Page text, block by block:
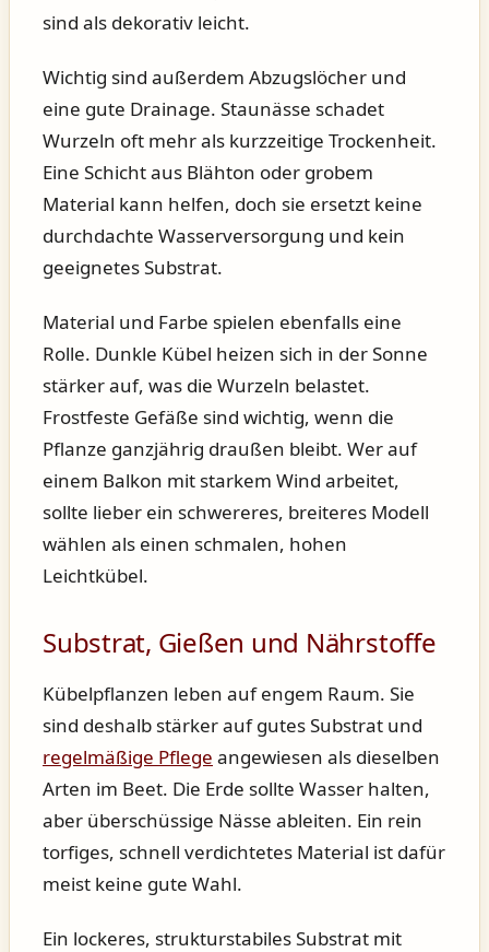
sind als dekorativ leicht.
Wichtig sind außerdem Abzugslöcher und
eine gute Drainage. Staunässe schadet
Wurzeln oft mehr als kurzzeitige Trockenheit.
Eine Schicht aus Blähton oder grobem
Material kann helfen, doch sie ersetzt keine
durchdachte Wasserversorgung und kein
geeignetes Substrat.
Material und Farbe spielen ebenfalls eine
Rolle. Dunkle Kübel heizen sich in der Sonne
stärker auf, was die Wurzeln belastet.
Frostfeste Gefäße sind wichtig, wenn die
Pflanze ganzjährig draußen bleibt. Wer auf
einem Balkon mit starkem Wind arbeitet,
sollte lieber ein schwereres, breiteres Modell
wählen als einen schmalen, hohen
Leichtkübel.
Substrat, Gießen und Nährstoffe
Kübelpflanzen leben auf engem Raum. Sie
sind deshalb stärker auf gutes Substrat und
regelmäßige Pflege angewiesen als dieselben
Arten im Beet. Die Erde sollte Wasser halten,
aber überschüssige Nässe ableiten. Ein rein
torfiges, schnell verdichtetes Material ist dafür
meist keine gute Wahl.
Ein lockeres, strukturstabiles Substrat mit